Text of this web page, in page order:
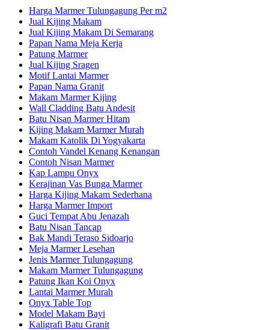
Harga Marmer Tulungagung Per m2
Jual Kijing Makam
Jual Kijing Makam Di Semarang
Papan Nama Meja Kerja
Patung Marmer
Jual Kijing Sragen
Motif Lantai Marmer
Papan Nama Granit
Makam Marmer Kijing
Wall Cladding Batu Andesit
Batu Nisan Marmer Hitam
Kijing Makam Marmer Murah
Makam Katolik Di Yogyakarta
Contoh Vandel Kenang Kenangan
Contoh Nisan Marmer
Kap Lampu Onyx
Kerajinan Vas Bunga Marmer
Harga Kijing Makam Sederhana
Harga Marmer Import
Guci Tempat Abu Jenazah
Batu Nisan Tancap
Bak Mandi Teraso Sidoarjo
Meja Marmer Lesehan
Jenis Marmer Tulungagung
Makam Marmer Tulungagung
Patung Ikan Koi Onyx
Lantai Marmer Murah
Onyx Table Top
Model Makam Bayi
Kaligrafi Batu Granit